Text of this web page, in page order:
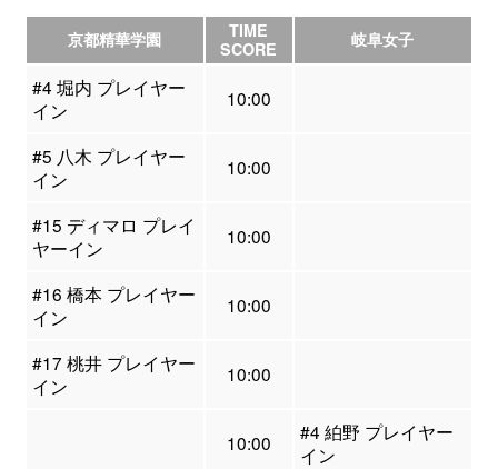
京都精華学園
TIME
SCORE
岐阜女子
#4 堀内 プレイヤー
イン
10:00
#5 八木 プレイヤー
イン
10:00
#15 ディマロ プレイ
ヤーイン
10:00
#16 橋本 プレイヤー
イン
10:00
#17 桃井 プレイヤー
イン
10:00
10:00
#4 絈野 プレイヤー
イン